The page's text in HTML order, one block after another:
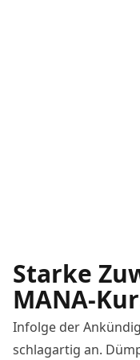
Starke
MANA-
Infolge der
schlagartig an.